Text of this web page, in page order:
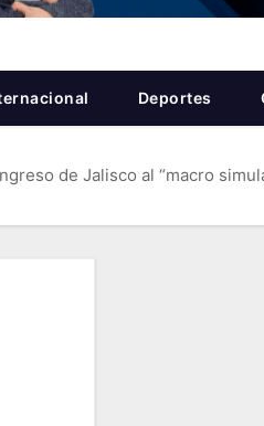
Deportes
de Jalisco al “macro